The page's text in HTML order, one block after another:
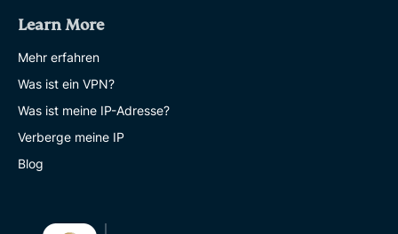
Learn More
Mehr erfahren
Was ist ein VPN?
Was ist meine IP-Adresse?
Verberge meine IP
Blog